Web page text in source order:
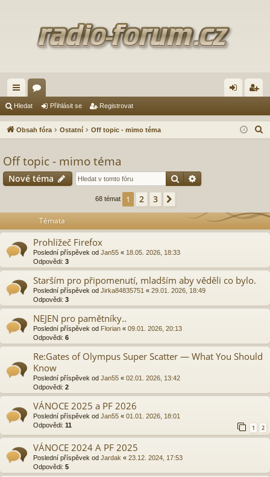
yc
hl
od
ka
a lá ist
Hledat Přihlásit se Registrovat
Obsah fóra Ostatní Off topic - mimo téma
Off topic - mimo téma
Nové téma Hledat
68 témat 1 2 3
Témata
Prohlížeč Firefox
Poslední příspěvek od Jan55 « 18.05. 2026, 18:33
Odpovědi: 3
Starším pro připomenutí, mladším aby věděli co bylo.
Poslední příspěvek od Jirka84835751 « 29.01. 2026, 18:49
Odpovědi: 3
NEJEN pro pamětníky..
Poslední příspěvek od Florian « 09.01. 2026, 20:13
Odpovědi: 6
Re:Gates of Olympus Super Scatter — What You Should
Know
Poslední příspěvek od Jan55 « 02.01. 2026, 13:42
Odpovědi: 2
VÁNOCE 2025 a PF 2026
Poslední příspěvek od Jan55 « 01.01. 2026, 18:01
Odpovědi: 11 1 2
VÁNOCE 2024 A PF 2025
Poslední příspěvek od Jardak « 23.12. 2024, 17:53
Odpovědi: 5